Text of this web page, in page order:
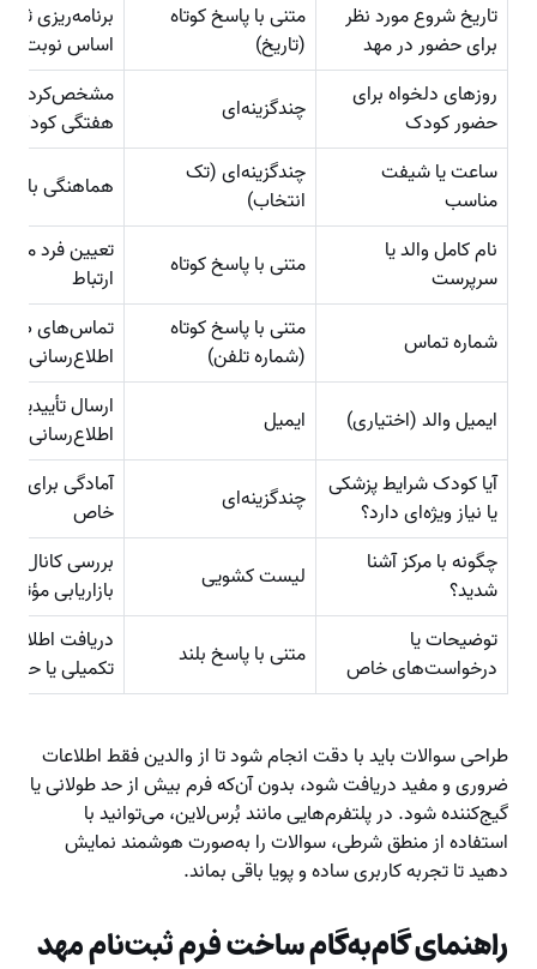
تاریخ شروع مورد نظر
برای حضور در مهد
متنی با پاسخ کوتاه
(تاریخ)
برنامه‌ریزی
اساس نوبت و
روزهای دلخواه برای
حضور کودک
چند‌گزینه‌ای
مشخص‌کردن
هفتگی کودک
ساعت یا شیفت
مناسب
چند‌گزینه‌ای (تک
انتخاب)
هماهنگی با
نام کامل والد یا
سرپرست
متنی با پاسخ کوتاه
تعیین فرد
ارتباط
شماره تماس
متنی با پاسخ کوتاه
(شماره تلفن)
تماس‌های
اطلاع‌رسانی
ایمیل والد (اختیاری) ایمیل
ارسال تأییدیه و
اطلاع‌رسانی
آیا کودک شرایط پزشکی
یا نیاز ویژه‌ای دارد؟
چندگزینه‌ای
آمادگی برای
خاص
چگونه با مرکز آشنا
شدید؟
لیست کشویی
بررسی
بازاریابی مؤثر
توضیحات یا
درخواست‌های خاص
متنی با پاسخ بلند
دریافت
تکمیلی یا
طراحی سوالات باید با دقت انجام شود تا از والدین فقط اطلاعات
ضروری و مفید دریافت شود، بدون آن‌که فرم بیش از حد طولانی یا
گیج‌کننده شود. در پلتفرم‌هایی مانند بُرس‌لاین، می‌توانید با
استفاده از منطق شرطی، سوالات را به‌صورت هوشمند نمایش
دهید تا تجربه کاربری ساده و پویا باقی بماند.
راهنمای گام‌به‌گام ساخت فرم ثبت‌نام مهد